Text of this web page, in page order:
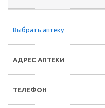
Выбрать аптеку